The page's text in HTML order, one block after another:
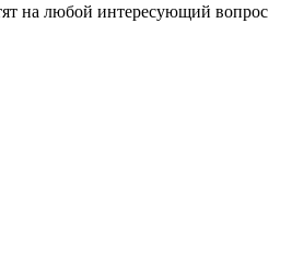
на любой интересующий вопрос